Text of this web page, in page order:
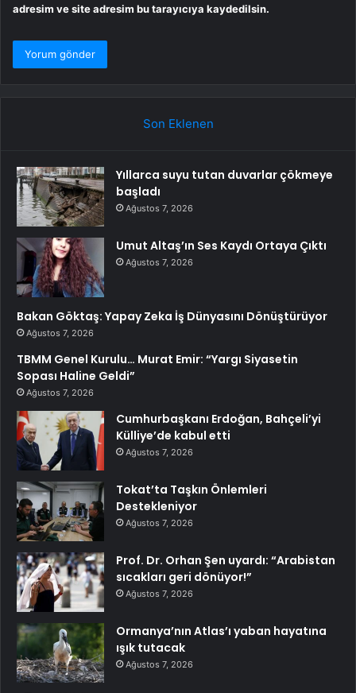
adresim ve site adresim bu tarayıcıya kaydedilsin.
Son Eklenen
Yıllarca suyu tutan duvarlar çökmeye
başladı
Ağustos 7, 2026
Umut Altaş’ın Ses Kaydı Ortaya Çıktı
Ağustos 7, 2026
Bakan Göktaş: Yapay Zeka İş Dünyasını Dönüştürüyor
Ağustos 7, 2026
TBMM Genel Kurulu… Murat Emir: “Yargı Siyasetin
Sopası Haline Geldi”
Ağustos 7, 2026
Cumhurbaşkanı Erdoğan, Bahçeli’yi
Külliye’de kabul etti
Ağustos 7, 2026
Tokat’ta Taşkın Önlemleri
Destekleniyor
Ağustos 7, 2026
Prof. Dr. Orhan Şen uyardı: “Arabistan
sıcakları geri dönüyor!”
Ağustos 7, 2026
Ormanya’nın Atlas’ı yaban hayatına
ışık tutacak
Ağustos 7, 2026